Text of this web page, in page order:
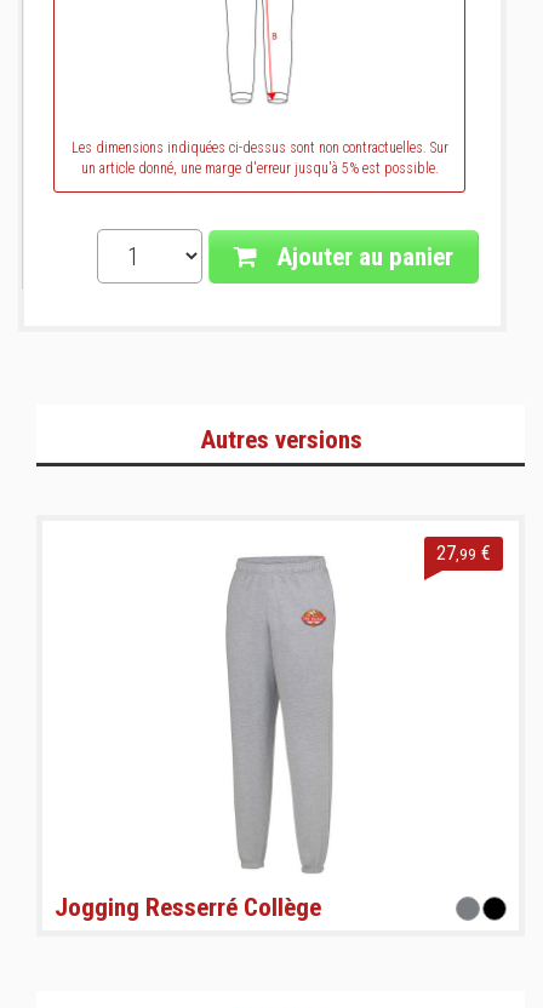
Les dimensions indiquées ci-dessus sont non contractuelles. Sur
un article donné, une marge d'erreur jusqu'à 5% est possible.
Ajouter au panier
Autres versions
27,99 €
Jogging Resserré Collège